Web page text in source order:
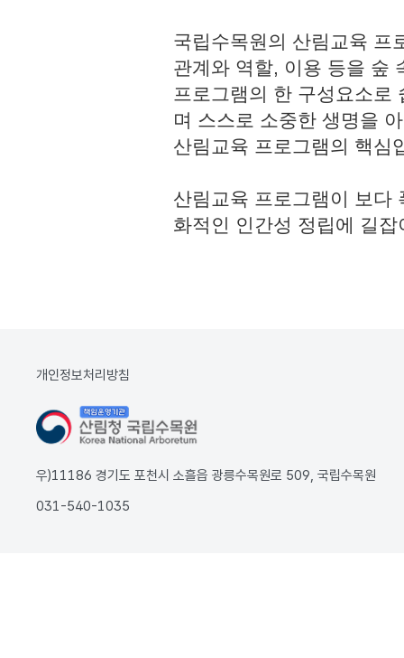
국립수목원의 산림교육 프
관계와 역할, 이용 등을 숲
프로그램의 한 구성요소로
며 스스로 소중한 생명을
산림교육 프로그램의 핵심
산림교육 프로그램이 보다
화적인 인간성 정립에 길
개인정보처리방침
우)11186 경기도 포천시 소흘읍 광릉수목원로 509, 국립수목원
031-540-1035